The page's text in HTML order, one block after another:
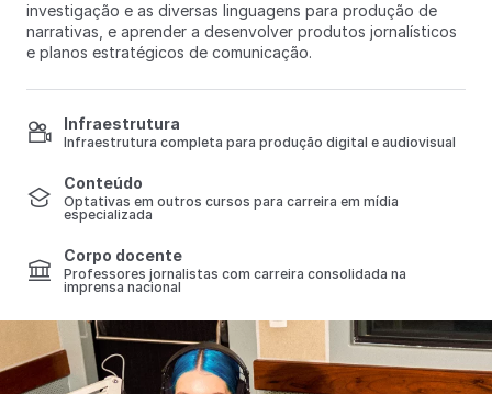
investigação e as diversas linguagens para produção de
narrativas, e aprender a desenvolver produtos jornalísticos
e planos estratégicos de comunicação.
Infraestrutura
Infraestrutura completa para produção digital e audiovisual
Conteúdo
Optativas em outros cursos para carreira em mídia
especializada
Corpo docente
Professores jornalistas com carreira consolidada na
imprensa nacional